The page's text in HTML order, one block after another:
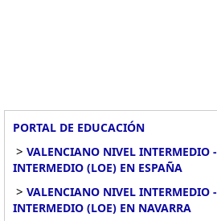
PORTAL DE EDUCACIÓN
> VALENCIANO NIVEL INTERMEDIO
INTERMEDIO (LOE) EN ESPAÑA
> VALENCIANO NIVEL INTERMEDIO
INTERMEDIO (LOE) EN NAVARRA